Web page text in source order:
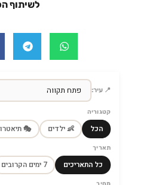
לשיתוף
📍 עיר:
קטגוריה
הכל 👶 ילדים 🎭
תאריך
כל התאריכים 7 ימים הקרובים